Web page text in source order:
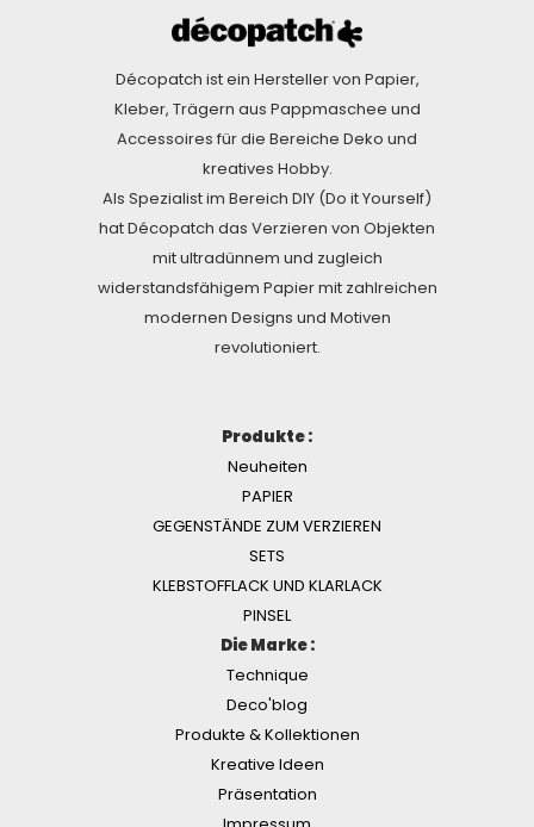
Décopatch ist ein Hersteller von Papier,
Kleber, Trägern aus Pappmaschee und
Accessoires für die Bereiche Deko und
kreatives Hobby.
Als Spezialist im Bereich DIY (Do it Yourself)
hat Décopatch das Verzieren von Objekten
mit ultradünnem und zugleich
widerstandsfähigem Papier mit zahlreichen
modernen Designs und Motiven
revolutioniert.
Produkte :
Neuheiten
PAPIER
GEGENSTÄNDE ZUM VERZIEREN
SETS
KLEBSTOFFLACK UND KLARLACK
PINSEL
Die Marke :
Technique
Deco'blog
Produkte & Kollektionen
Kreative Ideen
Präsentation